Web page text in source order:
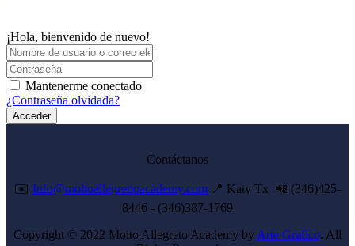
¡Hola, bienvenido de nuevo!
Mantenerme conectado
¿Contraseña olvidada?
Acceder
Contáctanos
✉️ Info@moltoallegrettoacademy.com 📍 Katy Tx 📲 (346)425-
8446 - (346)387-1769
Copyright © 2022 Molto Allegreto Academy by Arte Grafico. All